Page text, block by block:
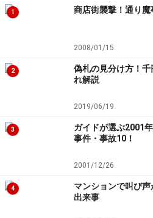
1 商店街襲撃！通り
2008/01/15
2
偽札の見分け方！
れ解説
2019/06/19
3
ガイドが選ぶ2001
事件・事故10！
2001/12/26
4
マンションで叫び
出来事